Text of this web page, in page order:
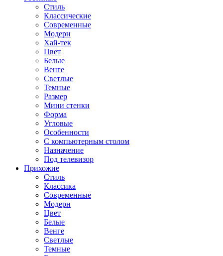
Стиль
Классические
Современные
Модерн
Хай-тек
Цвет
Белые
Венге
Светлые
Темные
Размер
Мини стенки
Форма
Угловые
Особенности
С компьютерным столом
Назначение
Под телевизор
Прихожие
Стиль
Классика
Современные
Модерн
Цвет
Белые
Венге
Светлые
Темные